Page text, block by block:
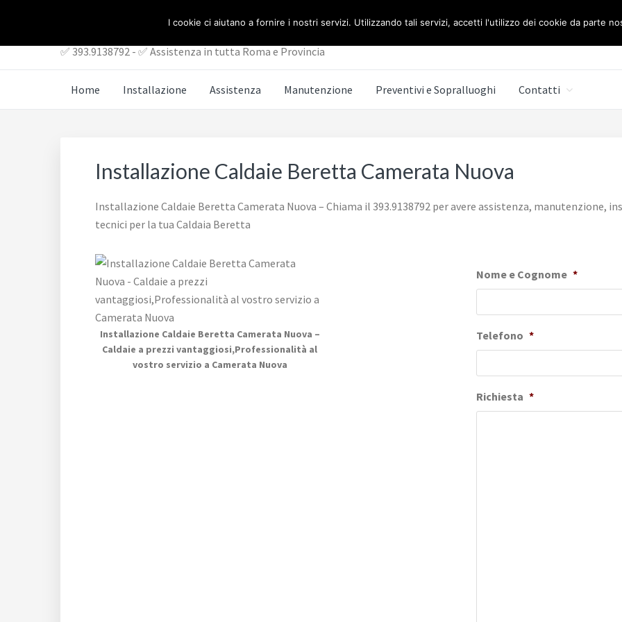
contenuto
piè
ASSISTENZA CALDAIE BERETTA ROMA
✅ 393.9138792 - ✅ Assistenza in tutta Roma e Provincia
Home Installazione Assistenza Manutenzione Preventivi e Sopralluoghi Contatti
Installazione Caldaie Beretta Camerata Nuova
Installazione Caldaie Beretta Camerata Nuova – Chiama il 393.9138792 per avere assistenza,
tecnici per la tua Caldaia Beretta
Installazione Caldaie Beretta Camerata Nuova –
Caldaie a prezzi vantaggiosi,Professionalità al
vostro servizio a Camerata Nuova
Nome e Cognome *
Telefono *
Richiesta *
I cookie ci aiutano a fornire i nostri servizi. Utilizzando tali servizi, accetti l'utilizzo dei cookie da parte